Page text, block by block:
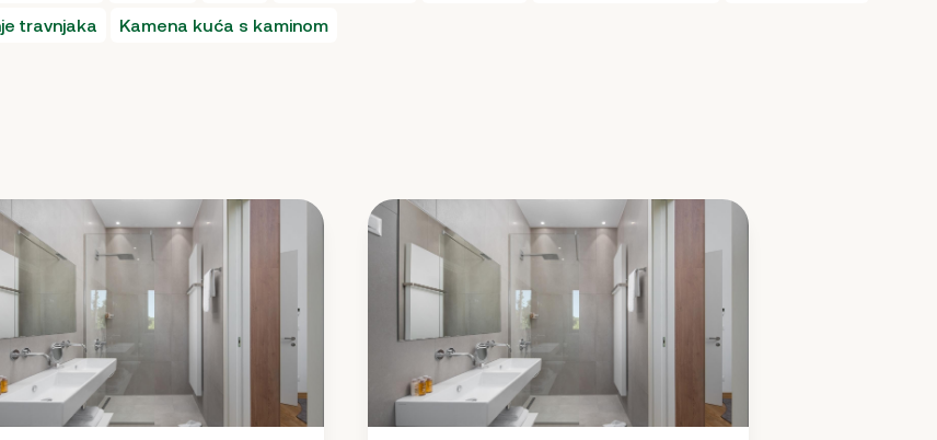
travnjaka Kamena kuća s kaminom